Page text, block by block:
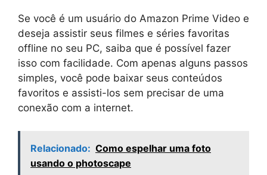
Se você é um usuário do Amazon Prime Video e
deseja assistir seus filmes e séries favoritas
offline no seu PC, saiba que é possível fazer
isso com facilidade. Com apenas alguns passos
simples, você pode baixar seus conteúdos
favoritos e assisti-los sem precisar de uma
conexão com a internet.
Relacionado: Como espelhar uma foto
usando o photoscape